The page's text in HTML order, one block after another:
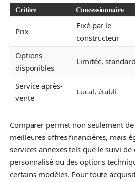
Critère Concessionnaire
Prix
Fixé par le
constructeur
Options
disponibles
Limitée, standard
Service après-
vente
Local, établi
Comparer permet non seulement
meilleures offres financières, mais
services annexes tels que le suivi de
personnalisé ou des options
certains modèles. Pour toute